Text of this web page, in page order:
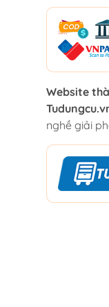
Website
nghề giải